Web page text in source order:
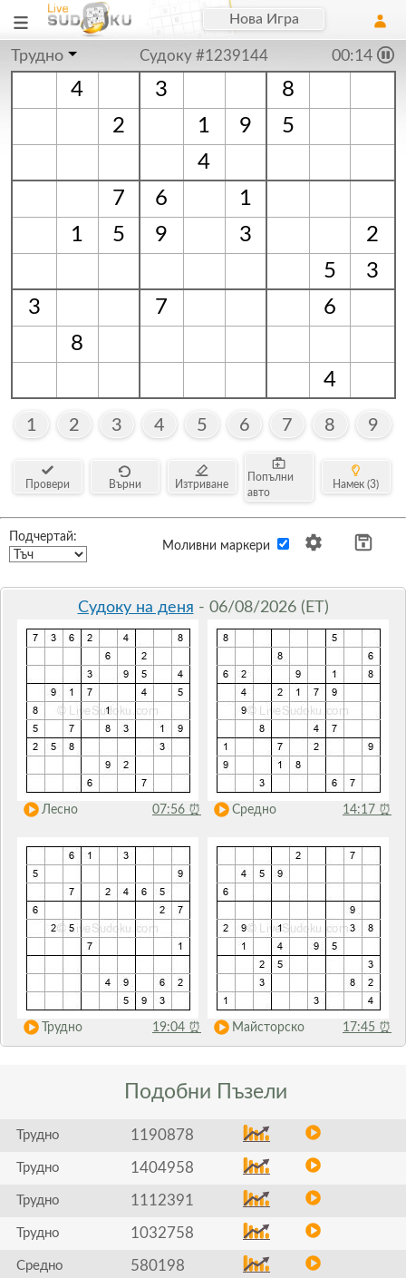
Нова Игра
Трудно Судоку #1239144 00:15
4 3
8
2
1 9
5
4
7
6
1
1
5 9 3
2
5
3
3
7
6
8
4
1 2 3 4 5 6 7 8 9
Провери Върни Изтриване
Попълни
авто
Намек (3)
Подчертай:
Моливни маркери
Судоку на деня - 06/08/2026 (ET)
Лесно 07:56 ⏰ Средно 14:17 ⏰
Трудно 19:04 ⏰ Майсторско 17:45 ⏰
Подобни Пъзели
Трудно 1190878
Трудно 1404958
Трудно 1112391
Трудно 1032758
Средно 580198